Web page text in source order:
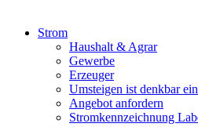
Strom
Haushalt & Agrar
Gewerbe
Erzeuger
Umsteigen ist denkbar
Angebot anfordern
Stromkennzeichnung